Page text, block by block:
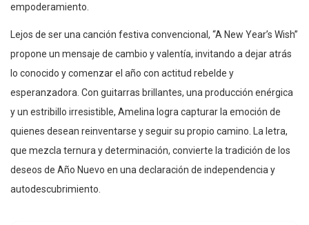
empoderamiento.
Lejos de ser una canción festiva convencional, “A New Year’s Wish”
propone un mensaje de cambio y valentía, invitando a dejar atrás
lo conocido y comenzar el año con actitud rebelde y
esperanzadora. Con guitarras brillantes, una producción enérgica
y un estribillo irresistible, Amelina logra capturar la emoción de
quienes desean reinventarse y seguir su propio camino. La letra,
que mezcla ternura y determinación, convierte la tradición de los
deseos de Año Nuevo en una declaración de independencia y
autodescubrimiento.